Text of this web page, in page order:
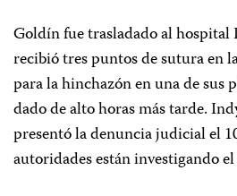
Goldín fue trasladado al hospital
recibió tres puntos de sutura en
para la hinchazón en una de sus
dado de alto horas más tarde.
presentó la denuncia judicial el
autoridades están investigando